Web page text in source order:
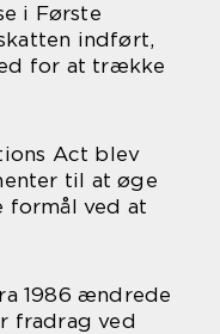
i Første
indført,
for at trække
Act blev
til at øge
formål ved at
1986 ændrede
fradrag ved